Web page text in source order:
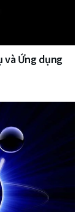
và Ứng dụng